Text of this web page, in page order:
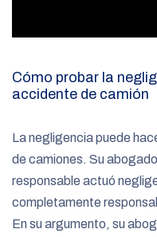
Cómo probar la
accidente de camión
La negligencia puede
de camiones. Su
responsable actuó
completamente
En su argumento, su